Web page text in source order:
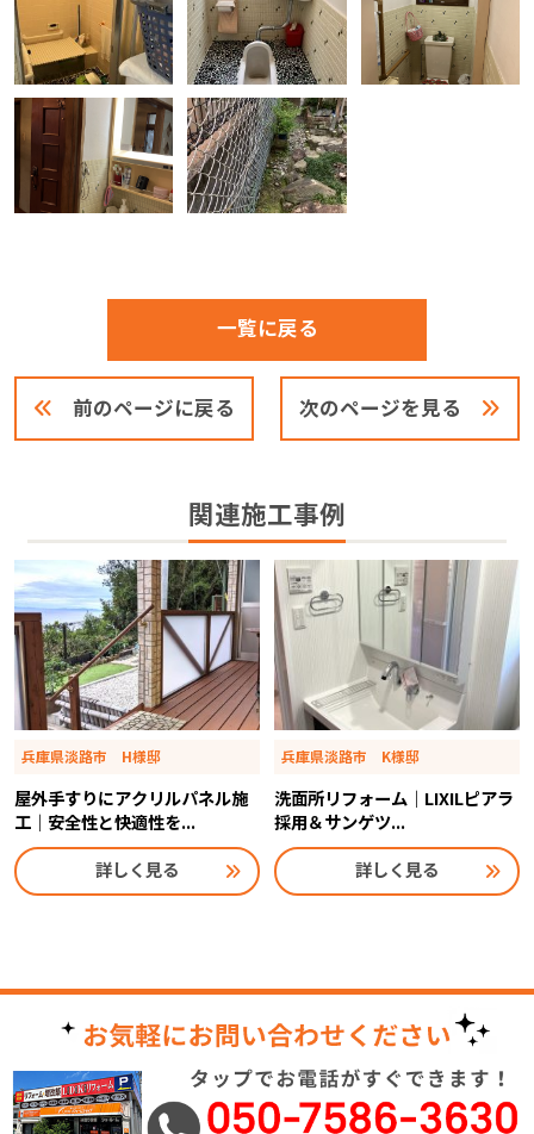
前のページに戻る
一覧に戻る
次のページを見る
関連施工事例
兵庫県淡路市 H様邸
屋外手すりにアクリルパネル施
工｜安全性と快適性を...
詳しく見る
兵庫県淡路市 K様邸
洗面所リフォーム｜LIXILピアラ
採用＆サンゲツ...
詳しく見る